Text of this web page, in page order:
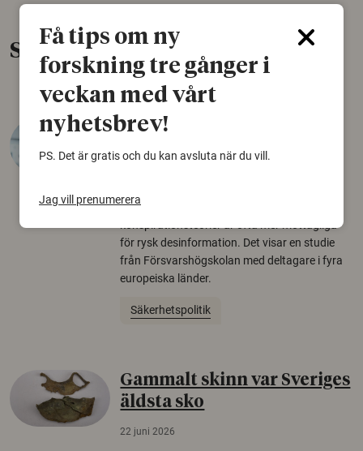
Senaste nytt
Varför tror vissa på rysk
desinformation?
Personer som är mer benägna att tro på
för rysk desinformation. Det visar en studie
från Försvarshögskolan med deltagare i fyra
europeiska länder.
Säkerhetspolitik
Gammalt skinn var Sveriges
äldsta sko
22 juni 2026
Få tips om ny
forskning tre gånger i
veckan med vårt
nyhetsbrev!
PS. Det är gratis och du kan avsluta när du vill.
Jag vill prenumerera